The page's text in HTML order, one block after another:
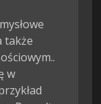
także
w